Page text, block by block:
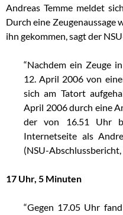
Andreas Temme meldet
Durch eine Zeugenaussage
ihn gekommen, sagt der
“Nachdem ein Zeuge
12. April 2006 von
sich am Tatort
April 2006 durch eine
der von 16.51 Uhr
Internetseite als
(NSU-Abschlussbericht,
17 Uhr, 5 Minuten
“Gegen 17.05 Uhr